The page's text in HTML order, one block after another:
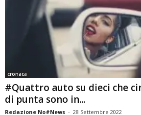
cronaca
#Quattro auto su dieci che
di punta sono in...
Redazione No#News - 28 Settembre 2022